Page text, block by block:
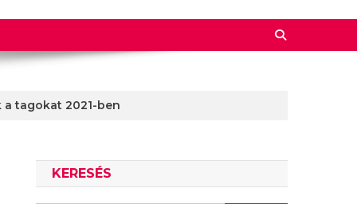
a tagokat 2021-ben
KERESÉS